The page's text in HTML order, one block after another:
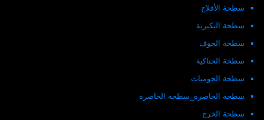
سطحة الأفلاج
سطحة البكيرية
سطحة الجوف
سطحة الحناكية
سطحة الحوميات
سطحة الخاصرة_سطحه الخاصرة
سطحة الخرج